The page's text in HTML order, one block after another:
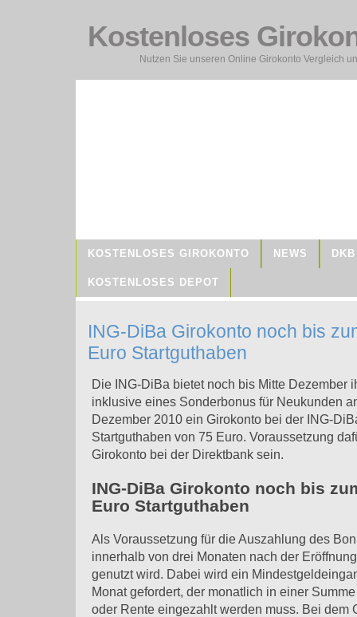
Kostenloses
Nutzen Sie unseren Online Girokonto Vergleich
KOSTENLOSES GIROKONTO NEWS
KOSTENLOSES DEPOT
ING-DiBa Girokonto noch bis
Euro Startguthaben
Die ING-DiBa bietet noch bis Mitte Dezember
inklusive eines Sonderbonus für Neukunden
Dezember 2010 ein Girokonto bei der ING-
Startguthaben von 75 Euro. Voraussetzung
Girokonto bei der Direktbank sein.
ING-DiBa Girokonto noch bis
Euro Startguthaben
Als Voraussetzung für die Auszahlung des
innerhalb von drei Monaten nach der
genutzt wird. Dabei wird ein
Monat gefordert, der monatlich in einer
oder Rente eingezahlt werden muss. Bei dem